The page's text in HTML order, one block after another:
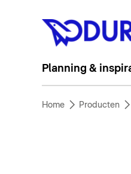
Planning &
Home Producten